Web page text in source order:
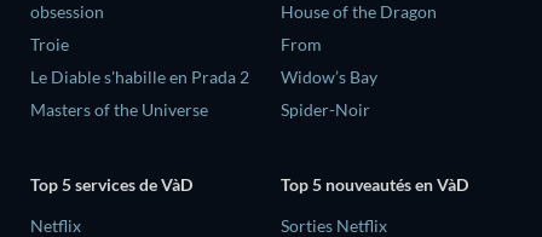
obsession
Troie
Le Diable s'habille en Prada 2
Masters of the Universe
House of the Dragon
From
Widow’s Bay
Spider-Noir
Top 5 services de VàD
Netflix
Top 5 nouveautés en VàD
Sorties Netflix